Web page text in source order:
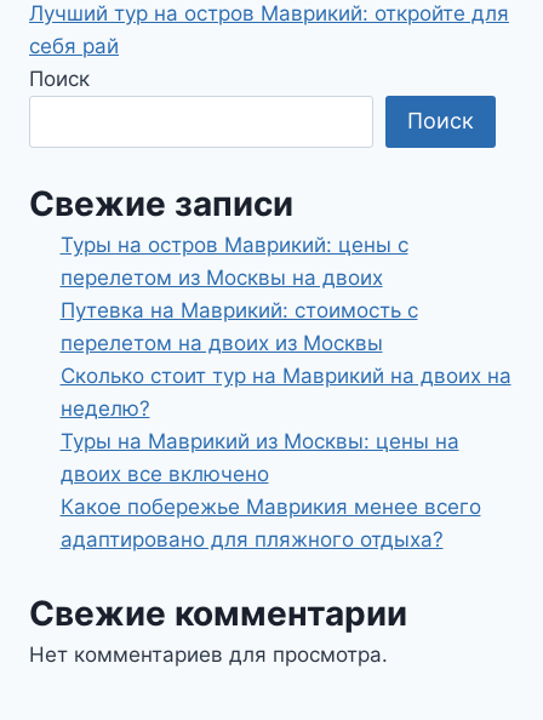
записям
Лучший тур на остров Маврикий: откройте для
себя рай
Поиск
Поиск
Свежие записи
Туры на остров Маврикий: цены с
перелетом из Москвы на двоих
Путевка на Маврикий: стоимость с
перелетом на двоих из Москвы
Сколько стоит тур на Маврикий на двоих на
неделю?
Туры на Маврикий из Москвы: цены на
двоих все включено
Какое побережье Маврикия менее всего
адаптировано для пляжного отдыха?
Свежие комментарии
Нет комментариев для просмотра.